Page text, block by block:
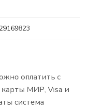
оплатить с
карты МИР, Visa и
система